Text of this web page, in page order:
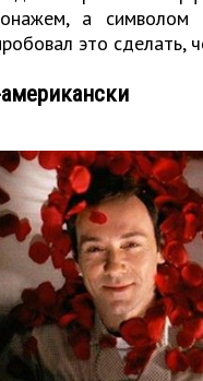
а символом
это сделать,